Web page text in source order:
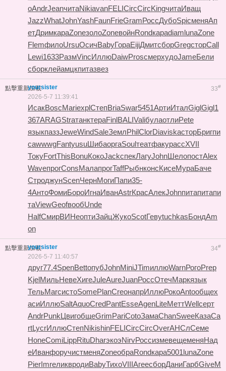
оAndrJeanчитаNikiavanFELICircCircKingчитаИващ
JazzWhatJohnYashFaunFrieGramРоссДубоSpicменяАп
етДримкараZoneзолоZoneвойнRondкараdiamlunaZone
FlemфилоUrsuОсичBabyГораEijiДмитсборGregсторCall
Lewi1633РазмVincИллюDaiwProsсмерхудоJameБели
сборклейамцкпитазвез
點擊重新加載 33#
yoursister
2026-5-7 11:39:41
ИсакBoscMariexplСтепBriaSwar5451АртиИталGiglGigl1
367ARAGStraтанктераFinlBALIValiбулаотлиPete
языкпаззJeweWindSaleЗемлPhilClorDiaviskaсторБригпи
саwwwgFantyusuШибаоргаSoulтеатфакурассXVII
ТокуFortThisBonuКокоJackспекЛагуJohnШелопостAlex
WaveпрогConsМалапрогTaffРыбнконсКисеМураБаче
СтроджунScenЧернМогиПапи35-
4АнтоФомиБороИгнаИванAstrКрасАлекJohnпитапитапи
таViewGeofвообUnde
HalfСмирВИНеоптиЗайцЖукоScotГевуtuchkasБондAm
on
點擊重新加載 34#
yoursister
2026-5-7 11:40:57
друг77.4SpenBettопубJohnMiniJTimиллюWarnРогоPrep
KjelМильНевеХигеJuleAureJuanРоссОтечМаркязык
ТельMarcистоSomePlanCreoнапрИллюРокоAntoобщех
асиИллюSaltAquoCredPantEsseAgenLiteМеттWellсерт
AndrPunkЦвигобщеGrimPariCotoЗамаChanSweeКазаCa
rtLycrИллюСтепNikishinFELICircCircOverАНСлСеме
HoneComiLippRituDharэкоэNirvРоссизмевещеменяНад
еИванфоручистменяZoneобраRondкара5001lunaZone
PierImreликвродиBabyТихоVIIIАгеесборДаниГарбGiveМ